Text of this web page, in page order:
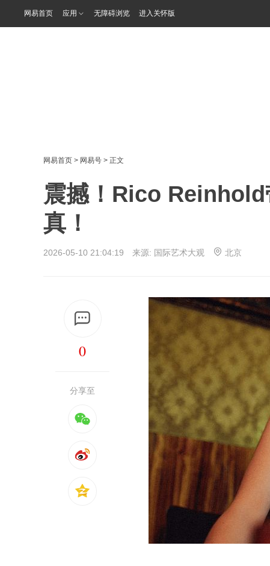
网易首页 应用 无障碍浏览 进入关怀版
网易首页 > 网易号 > 正文
震撼！Rico Reinhold
真！
2026-05-10 21:04:19 来源: 国际艺术大观 北京
0
分享至